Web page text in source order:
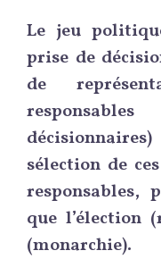
Le jeu
prise de
de
sélection de
responsables,
que l’élection
(monarchie).